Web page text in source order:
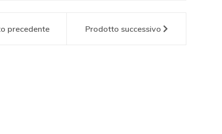
precedente Prodotto successivo